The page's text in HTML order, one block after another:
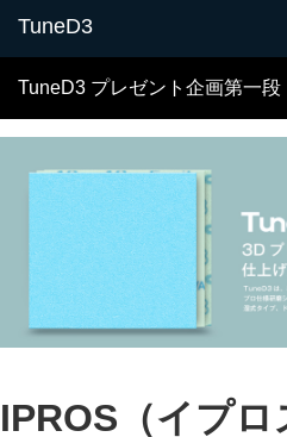
TuneD3 プレゼント企画第一段
IPROS（イプ